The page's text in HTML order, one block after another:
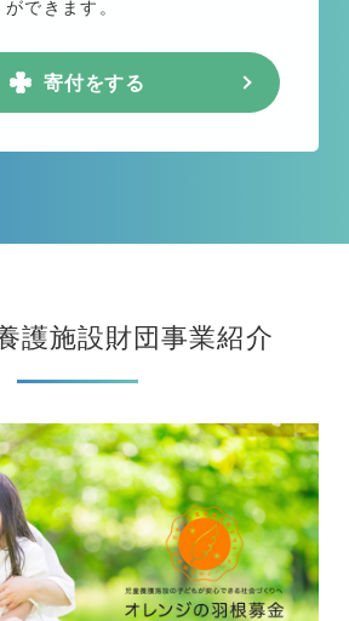
できます。
寄付をする
護施設財団事業紹介